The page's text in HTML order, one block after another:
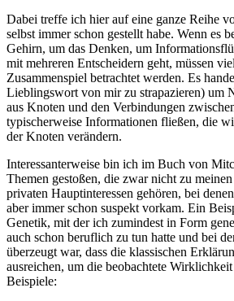
Dabei treffe ich hier auf eine ganze Reihe
selbst immer schon gestellt habe. Wenn es
Gehirn, um das Denken, um
mit mehreren Entscheidern geht, müssen
Zusammenspiel betrachtet werden. Es
Lieblingswort von mir zu strapazieren) um
aus Knoten und den Verbindungen
typischerweise Informationen fließen, die
der Knoten verändern.
Interessanterweise bin ich im Buch von
Themen gestoßen, die zwar nicht zu
privaten Hauptinteressen gehören, bei
aber immer schon suspekt vorkam. Ein
Genetik, mit der ich zumindest in Form
auch schon beruflich zu tun hatte und bei
überzeugt war, dass die klassischen
ausreichen, um die beobachtete
Beispiele: